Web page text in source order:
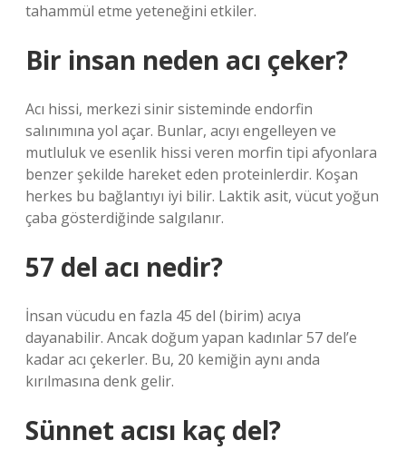
tahammül etme yeteneğini etkiler.
Bir insan neden acı çeker?
Acı hissi, merkezi sinir sisteminde endorfin
salınımına yol açar. Bunlar, acıyı engelleyen ve
mutluluk ve esenlik hissi veren morfin tipi afyonlara
benzer şekilde hareket eden proteinlerdir. Koşan
herkes bu bağlantıyı iyi bilir. Laktik asit, vücut yoğun
çaba gösterdiğinde salgılanır.
57 del acı nedir?
İnsan vücudu en fazla 45 del (birim) acıya
dayanabilir. Ancak doğum yapan kadınlar 57 del’e
kadar acı çekerler. Bu, 20 kemiğin aynı anda
kırılmasına denk gelir.
Sünnet acısı kaç del?